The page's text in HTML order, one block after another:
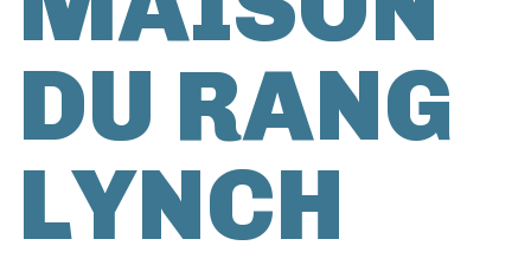
DU RANG
LYNCH